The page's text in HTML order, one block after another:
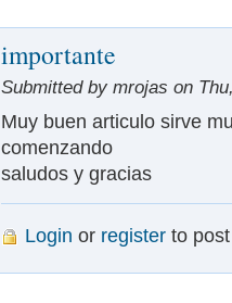
importante
Submitted by mrojas on
Muy buen articulo sirve
comenzando
saludos y gracias
Login or register to